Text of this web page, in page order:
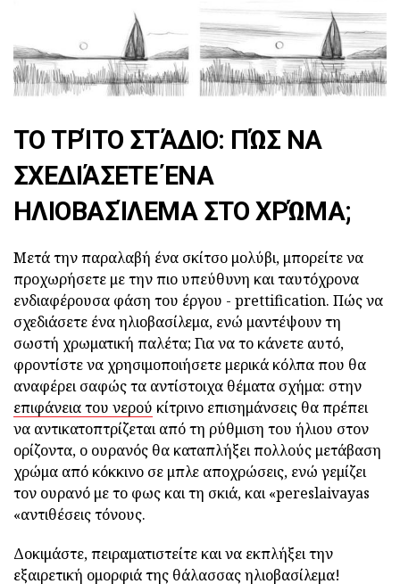
ΤΟ ΤΡΊΤΟ ΣΤΆΔΙΟ: ΠΏΣ ΝΑ
ΣΧΕΔΙΆΣΕΤΕ ΈΝΑ
ΗΛΙΟΒΑΣΊΛΕΜΑ ΣΤΟ ΧΡΏΜΑ;
Μετά την παραλαβή ένα σκίτσο μολύβι, μπορείτε να
προχωρήσετε με την πιο υπεύθυνη και ταυτόχρονα
ενδιαφέρουσα φάση του έργου - prettification. Πώς να
σχεδιάσετε ένα ηλιοβασίλεμα, ενώ μαντέψουν τη
σωστή χρωματική παλέτα; Για να το κάνετε αυτό,
φροντίστε να χρησιμοποιήσετε μερικά κόλπα που θα
αναφέρει σαφώς τα αντίστοιχα θέματα σχήμα: στην
επιφάνεια του νερού κίτρινο επισημάνσεις θα πρέπει
να αντικατοπτρίζεται από τη ρύθμιση του ήλιου στον
ορίζοντα, ο ουρανός θα καταπλήξει πολλούς μετάβαση
χρώμα από κόκκινο σε μπλε αποχρώσεις, ενώ γεμίζει
τον ουρανό με το φως και τη σκιά, και «pereslaivayas
«αντιθέσεις τόνους.
Δοκιμάστε, πειραματιστείτε και να εκπλήξει την
εξαιρετική ομορφιά της θάλασσας ηλιοβασίλεμα!